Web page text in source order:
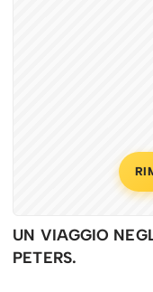
UN VIAGGIO
PETERS.